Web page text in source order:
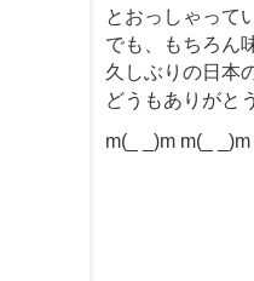
とおっしゃって
でも、もちろん
久しぶりの日本
どうもありがと
m(_ _)m m(_